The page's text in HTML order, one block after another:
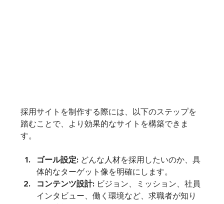
採用サイトを制作する際には、以下のステップを
踏むことで、より効果的なサイトを構築できま
す。
ゴール設定: どんな人材を採用したいのか、具
体的なターゲット像を明確にします。
コンテンツ設計: ビジョン、ミッション、社員
インタビュー、働く環境など、求職者が知り